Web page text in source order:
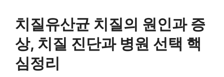
치질유산균 치질의 원인과 증
상, 치질 진단과 병원 선택 핵
심정리